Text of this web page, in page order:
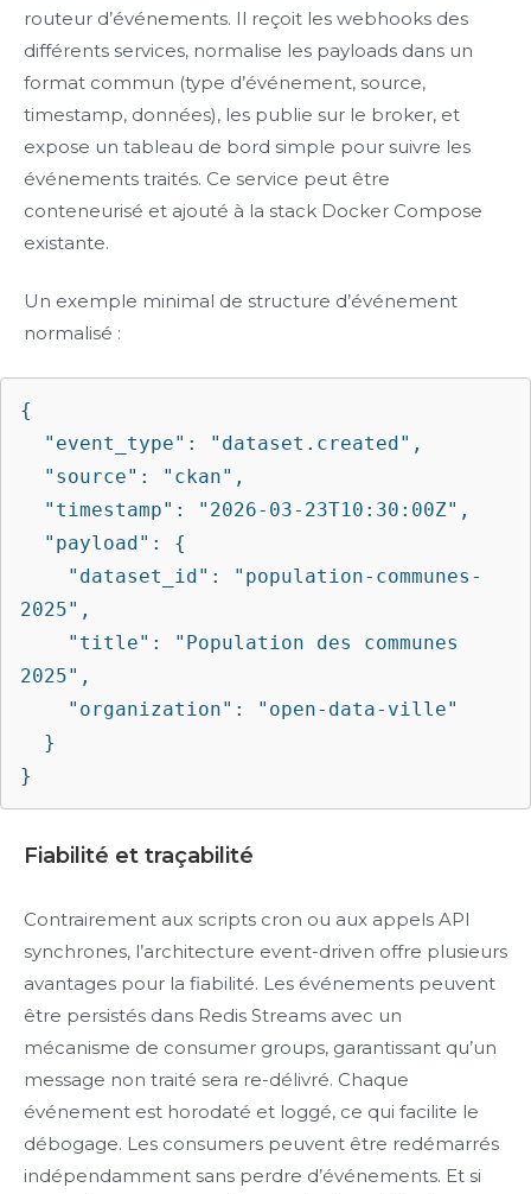
routeur d’événements. Il reçoit les webhooks des
différents services, normalise les payloads dans un
format commun (type d’événement, source,
timestamp, données), les publie sur le broker, et
expose un tableau de bord simple pour suivre les
événements traités. Ce service peut être
conteneurisé et ajouté à la stack Docker Compose
existante.
Un exemple minimal de structure d’événement
normalisé :
{
2025",
2025",
}
Fiabilité et traçabilité
Contrairement aux scripts cron ou aux appels API
synchrones, l’architecture event-driven offre plusieurs
avantages pour la fiabilité. Les événements peuvent
être persistés dans Redis Streams avec un
mécanisme de consumer groups, garantissant qu’un
message non traité sera re-délivré. Chaque
événement est horodaté et loggé, ce qui facilite le
débogage. Les consumers peuvent être redémarrés
indépendamment sans perdre d’événements. Et si